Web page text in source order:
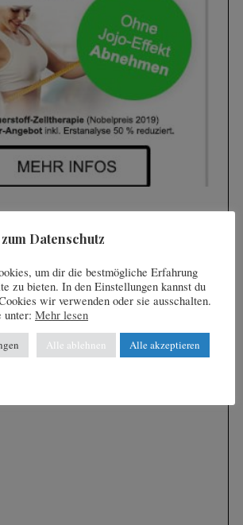
ABGEFAHREN
Videos
KORRIGIERT
Datenschutz
um dir die bestmögliche Erfahrung
zu bieten. In den Einstellungen kannst du
wir verwenden oder sie ausschalten.
unter: Mehr lesen
Alle ablehnen Alle akzeptieren